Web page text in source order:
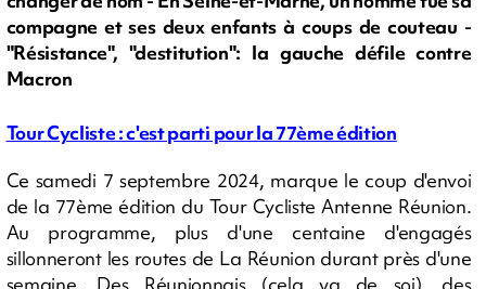
compagne et ses deux enfants à coups de couteau -
"Résistance", "destitution": la gauche défile contre
Macron
Tour Cycliste : c'est parti pour la 77ème édition
Ce samedi 7 septembre 2024, marque le coup d'envoi
de la 77ème édition du Tour Cycliste Antenne Réunion.
Au programme, plus d'une centaine d'engagés
sillonneront les routes de La Réunion durant près d'une
semaine. Des Réunionnais (cela va de soi), des